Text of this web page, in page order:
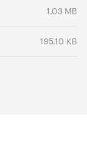
1.03 MB
195.10 KB